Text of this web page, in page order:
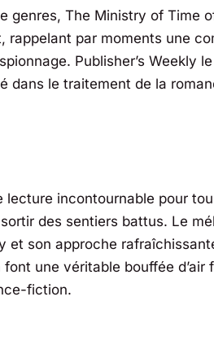
genres, The Ministry of Time
rappelant par moments une
Publisher’s Weekly le
dans le traitement de la
lecture incontournable pour
des sentiers battus. Le
et son approche
une véritable bouffée d’air
fiction.